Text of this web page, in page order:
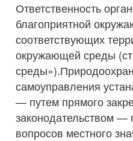
Ответственность
благоприятной
соответствующих
окружающей среды
самоуправления
— путем прямого
законодательством —
вопросов местного